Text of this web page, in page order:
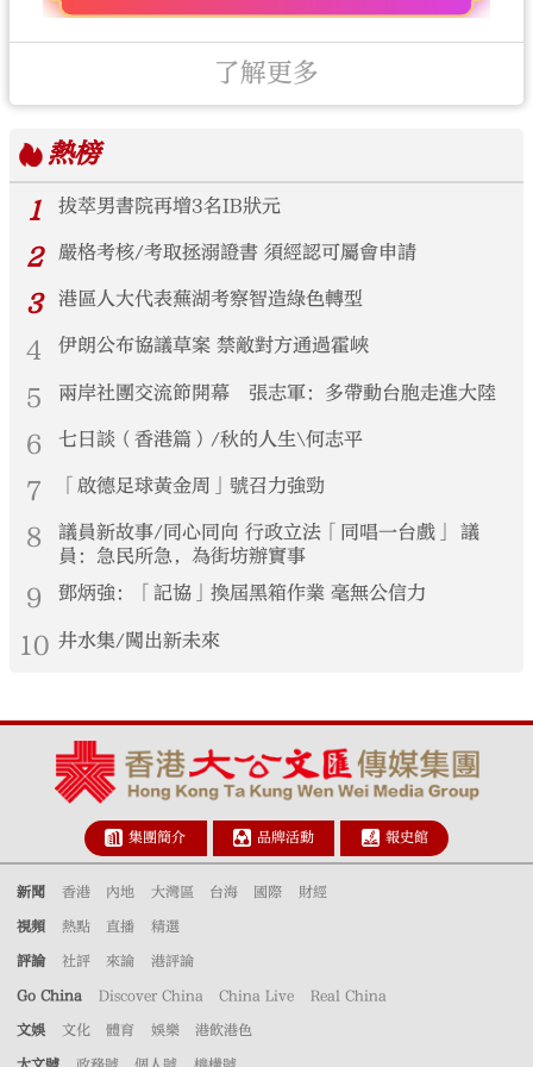
了解更多
熱榜
1
拔萃男書院再增3名IB狀元
2 嚴格考核/考取拯溺證書 須經認可屬會申請
3 港區人大代表蕪湖考察智造綠色轉型
4 伊朗公布協議草案 禁敵對方通過霍峽
5 兩岸社團交流節開幕 張志軍：多帶動台胞走進大陸
6 七日談（香港篇）/秋的人生\何志平
7 「啟德足球黃金周」號召力強勁
8
議員新故事/同心同向 行政立法「同唱一台戲」 議
員：急民所急，為街坊辦實事
9 鄧炳強：「記協」換屆黑箱作業 毫無公信力
10 井水集/闖出新未來
集團簡介 品牌活動 報史館
新聞 香港 內地 大灣區 台海 國際 財經
視頻 熱點 直播 精選
評論 社評 來論 港評論
Go China Discover China China Live Real China
文娛 文化 體育 娛樂 港飲港色